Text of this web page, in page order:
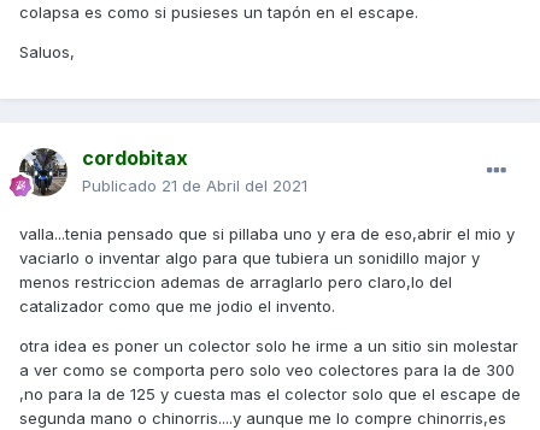
colapsa es como si pusieses un tapón en el escape.
Saluos,
cordobitax
Publicado 21 de Abril del 2021
valla...tenia pensado que si pillaba uno y era de eso,abrir el mio y
vaciarlo o inventar algo para que tubiera un sonidillo major y
menos restriccion ademas de arraglarlo pero claro,lo del
catalizador como que me jodio el invento.
otra idea es poner un colector solo he irme a un sitio sin molestar
a ver como se comporta pero solo veo colectores para la de 300
,no para la de 125 y cuesta mas el colector solo que el escape de
segunda mano o chinorris....y aunque me lo compre chinorris,es